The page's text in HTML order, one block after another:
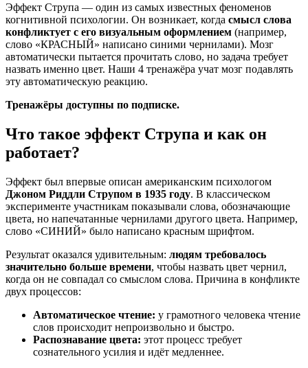
Эффект Струпа — один из самых известных феноменов
когнитивной психологии. Он возникает, когда смысл слова
конфликтует с его визуальным оформлением (например,
слово «КРАСНЫЙ» написано синими чернилами). Мозг
автоматически пытается прочитать слово, но задача требует
назвать именно цвет. Наши 4 тренажёра учат мозг подавлять
эту автоматическую реакцию.
Тренажёры доступны по подписке.
Что такое эффект Струпа и как он
работает?
Эффект был впервые описан американским психологом
Джоном Риддли Струпом в 1935 году. В классическом
эксперименте участникам показывали слова, обозначающие
цвета, но напечатанные чернилами другого цвета. Например,
слово «СИНИЙ» было написано красным шрифтом.
Результат оказался удивительным: людям требовалось
значительно больше времени, чтобы назвать цвет чернил,
когда он не совпадал со смыслом слова. Причина в конфликте
двух процессов:
Автоматическое чтение: у грамотного человека чтение
слов происходит непроизвольно и быстро.
Распознавание цвета: этот процесс требует
сознательного усилия и идёт медленнее.